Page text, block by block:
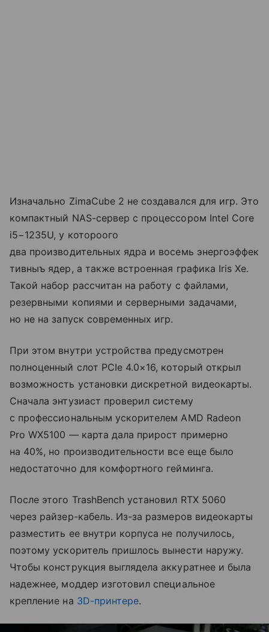
Изначально ZimaCube 2 не создавался для игр. Это
компактный NAS-сервер с процессором Intel Core
i5−1235U, у котороого
два производительных ядра и восемь энергоэффек
тивныъ ядер, а также встроенная графика Iris Xe.
Такой набор рассчитан на работу с файлами,
резервными копиями и серверными задачами,
но не на запуск современных игр.
При этом внутри устройства предусмотрен
полноценный слот PCIe 4.0×16, который открыл
возможность установки дискретной видеокарты.
Сначала энтузиаст проверил систему
с профессиональным ускорителем AMD Radeon
Pro WX5100 — карта дала прирост примерно
на 40%, но производительности все еще было
недостаточно для комфортного гейминга.
После этого TrashBench установил RTX 5060
через райзер-кабель. Из-за размеров видеокарты
разместить ее внутри корпуса не получилось,
поэтому ускоритель пришлось вынести наружу.
Чтобы конструкция выглядела аккуратнее и была
надежнее, моддер изготовил специальное
крепление на 3D-принтере.